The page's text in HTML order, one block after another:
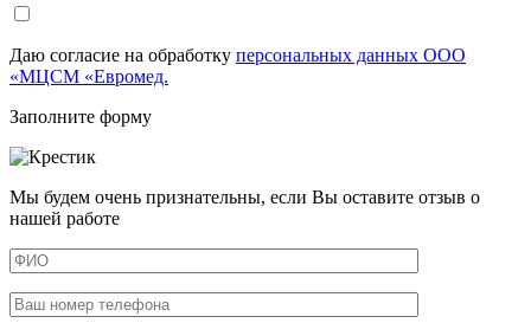
Даю согласие на обработку персональных данных ООО
«МЦСМ «Евромед.
Заполните форму
Мы будем очень признательны, если Вы оставите отзыв о
нашей работе